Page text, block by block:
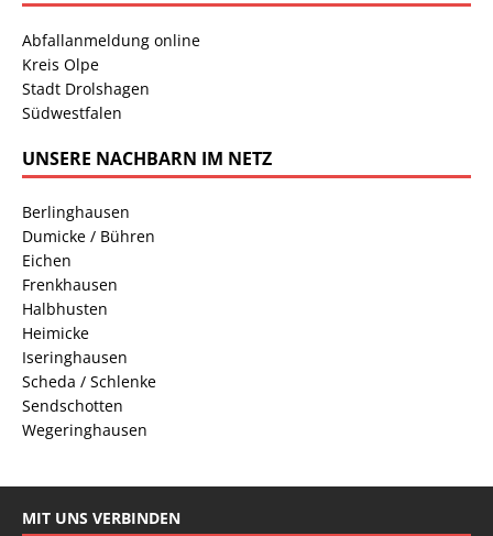
Abfallanmeldung online
Kreis Olpe
Stadt Drolshagen
Südwestfalen
UNSERE NACHBARN IM NETZ
Berlinghausen
Dumicke / Bühren
Eichen
Frenkhausen
Halbhusten
Heimicke
Iseringhausen
Scheda / Schlenke
Sendschotten
Wegeringhausen
MIT UNS VERBINDEN